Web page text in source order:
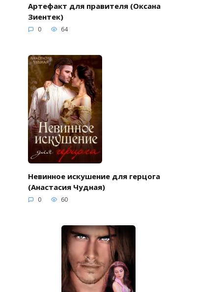
Артефакт для правителя (Оксана
Зиентек)
0 64
Невинное искушение для герцога
(Анастасия Чудная)
0 60